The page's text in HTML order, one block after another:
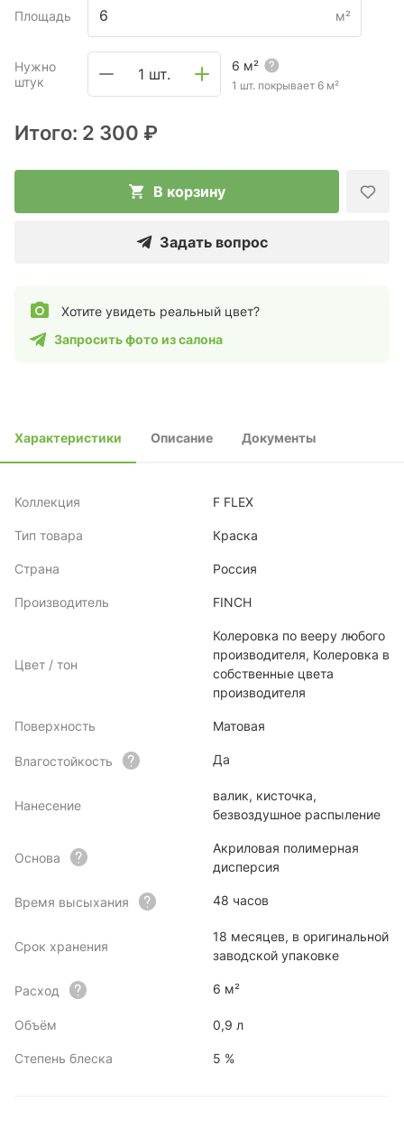
Площадь м²
Нужно
штук
1 шт. 6 м²
1 шт. покрывает 6 м²
Итого: 2 300 ₽
В корзину
Задать вопрос
Хотите увидеть реальный цвет?
Запросить фото из салона
Характеристики Описание Документы
Коллекция F FLEX
Тип товара Краска
Страна Россия
Производитель FINCH
Цвет / тон
Колеровка по вееру любого
производителя, Колеровка в
собственные цвета
производителя
Поверхность Матовая
Влагостойкость Да
Нанесение
валик, кисточка,
безвоздушное распыление
Основа
Акриловая полимерная
дисперсия
Время высыхания 48 часов
Срок хранения
18 месяцев, в оригинальной
заводской упаковке
Расход 6 м²
Объём 0,9 л
Степень блеска 5 %